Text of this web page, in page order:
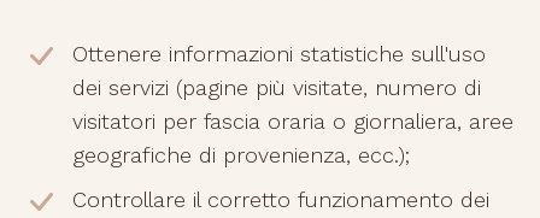
Ottenere informazioni statistiche sull'uso
dei servizi (pagine più visitate, numero di
visitatori per fascia oraria o giornaliera, aree
geografiche di provenienza, ecc.);
Controllare il corretto funzionamento dei